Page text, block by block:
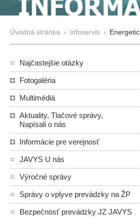
Úvodná stránka › Infoservis ›
Najčastejšie otázky
Fotogaléria
Multimédiá
Aktuality, Tlačové správy,
Napísali o nás
Informácie pre verejnosť
JAVYS U nás
Výročné správy
Správy o vplyve prevádzky na ŽP
Bezpečnosť prevádzky JZ JAVYS